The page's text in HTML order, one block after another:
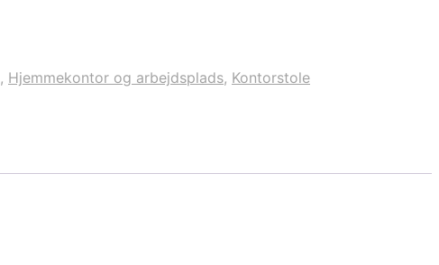
, Hjemmekontor og arbejdsplads, Kontorstole